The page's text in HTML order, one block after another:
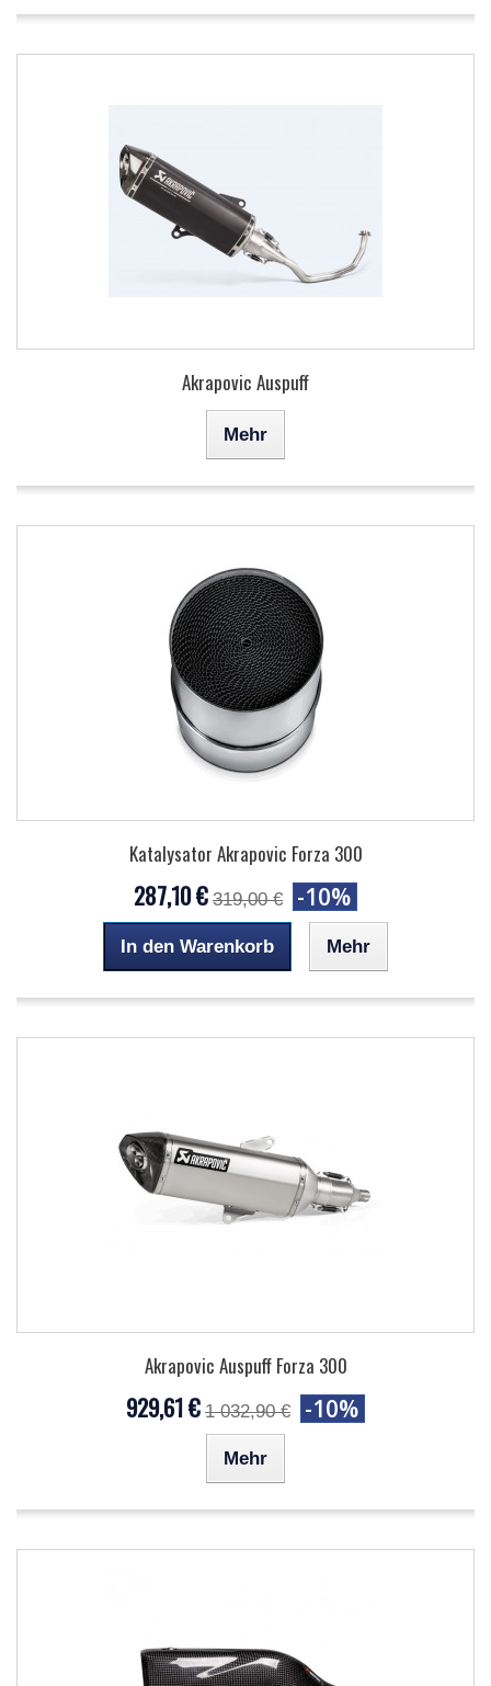
Akrapovic Auspuff
Mehr
Katalysator Akrapovic Forza 300
287,10 € 319,00 € -10%
In den Warenkorb Mehr
Akrapovic Auspuff Forza 300
929,61 € 1 032,90 € -10%
Mehr